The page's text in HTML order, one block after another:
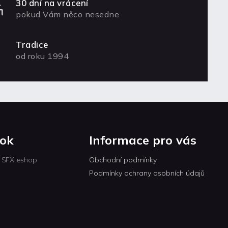
30 dní na vrácení
pokud Vám něco nesedne
Tradice
od roku 1994
SFX eshop
Informace pro vás
Obchodní podmínky
Podmínky ochrany osobních údajů